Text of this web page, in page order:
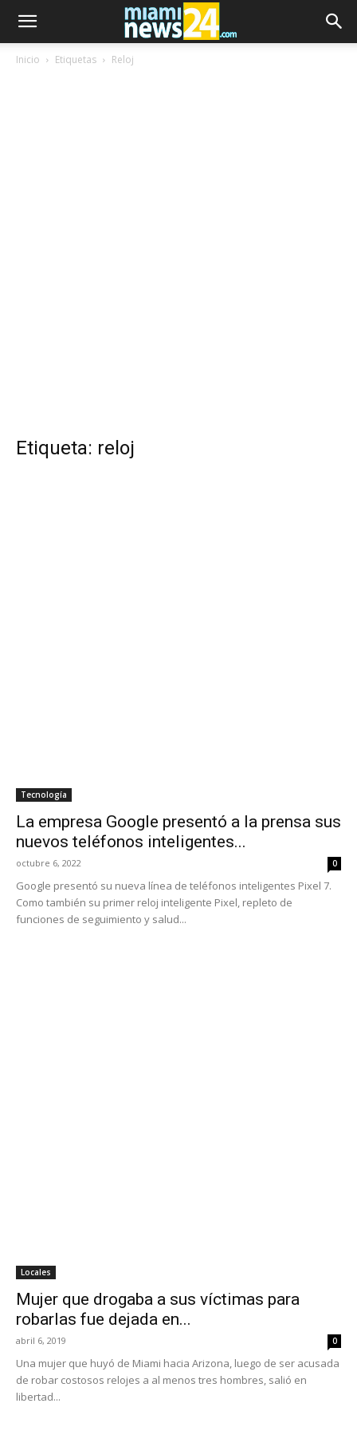
Inicio Etiquetas Reloj
Etiqueta: reloj
Tecnología
La empresa Google presentó a la prensa sus
nuevos teléfonos inteligentes...
octubre 6, 2022 0
Google presentó su nueva línea de teléfonos inteligentes Pixel 7.
Como también su primer reloj inteligente Pixel, repleto de
funciones de seguimiento y salud...
Locales
Mujer que drogaba a sus víctimas para
robarlas fue dejada en...
abril 6, 2019 0
Una mujer que huyó de Miami hacia Arizona, luego de ser acusada
de robar costosos relojes a al menos tres hombres, salió en
libertad...